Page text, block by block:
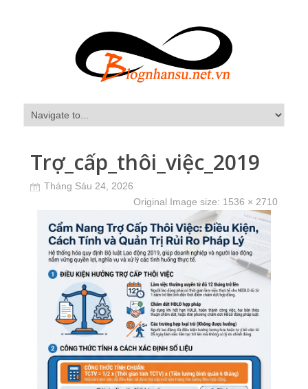
Trợ_cấp_thôi_việc_2019
Tháng Sáu 24, 2026
Original Image size: 1536 × 2710